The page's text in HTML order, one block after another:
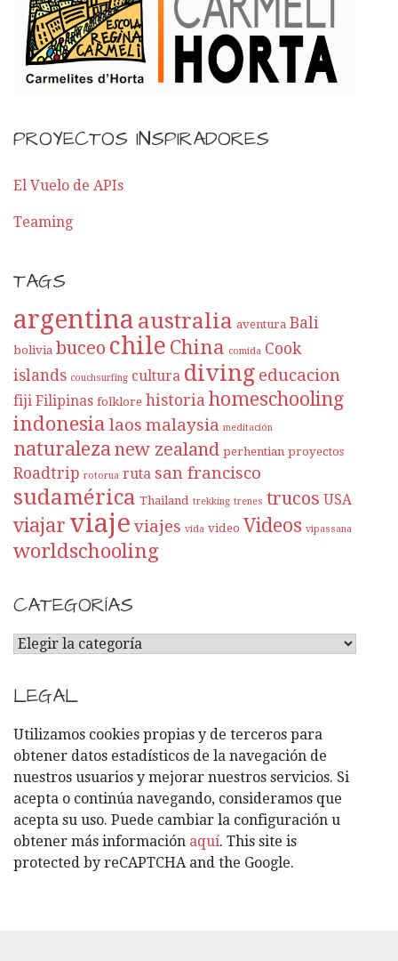
PROYECTOS INSPIRADORES
El Vuelo de APIs
Teaming
TAGS
argentina australia aventura Bali
bolivia buceo chile China comida Cook
islands couchsurfing cultura diving educacion
fiji Filipinas folklore historia homeschooling
indonesia laos malaysia meditación
naturalezanew zealand perhentian proyectos
Roadtrip rotorua ruta san francisco
sudamérica Thailand trekking trenes trucos USA
viajar viaje viajes vida video Videos vipassana
worldschooling
CATEGORÍAS
C
T
E
G
O
R
Í
A
S
LEGAL
Utilizamos cookies propias y de terceros para
obtener datos estadísticos de la navegación de
nuestros usuarios y mejorar nuestros servicios. Si
acepta o continúa navegando, consideramos que
acepta su uso. Puede cambiar la configuración u
obtener más información aquí. This site is
protected by reCAPTCHA and the Google.